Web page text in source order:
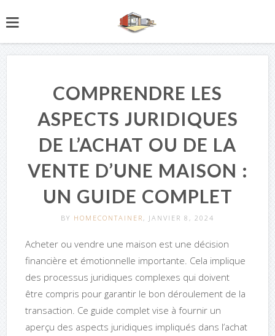
COMPRENDRE LES
ASPECTS JURIDIQUES
DE L’ACHAT OU DE LA
VENTE D’UNE MAISON :
UN GUIDE COMPLET
BY HOMECONTAINER , JANVIER 8, 2024
Acheter ou vendre une maison est une décision
financière et émotionnelle importante. Cela implique
des processus juridiques complexes qui doivent
être compris pour garantir le bon déroulement de la
transaction. Ce guide complet vise à fournir un
aperçu des aspects juridiques impliqués dans l’achat